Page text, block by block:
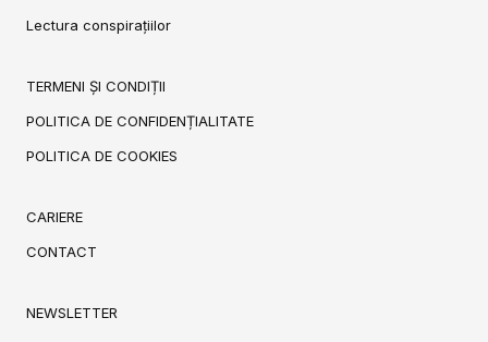
Lectura conspirațiilor
TERMENI ȘI CONDIȚII
POLITICA DE CONFIDENȚIALITATE
POLITICA DE COOKIES
CARIERE
CONTACT
NEWSLETTER